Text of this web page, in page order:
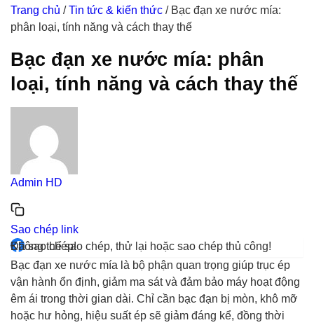
Trang chủ /Tin tức & kiến thức / Bạc đạn xe nước mía:
phân loại, tính năng và cách thay thế
Bạc đạn xe nước mía: phân
loại, tính năng và cách thay thế
Admin HD
Sao chép link
Đã sao chép!
Không thể sao chép, thử lại hoặc sao chép thủ công!
Bạc đạn xe nước mía là bộ phận quan trọng giúp trục ép
vận hành ổn định, giảm ma sát và đảm bảo máy hoạt động
êm ái trong thời gian dài. Chỉ cần bạc đạn bị mòn, khô mỡ
hoặc hư hỏng, hiệu suất ép sẽ giảm đáng kể, đồng thời